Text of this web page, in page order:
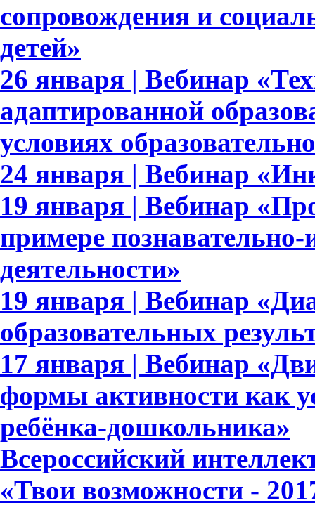
сопровождения и
детей»
26 января | Вебинар
адаптированной
условиях
24 января | Вебинар
19 января | Вебинар
примере познавательно-
деятельности»
19 января | Вебинар
образовательных
17 января | Вебинар
формы активности как
ребёнка-дошкольника»
Всероссийский
«Твои возможности -